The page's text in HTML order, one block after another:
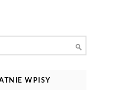
WPISY